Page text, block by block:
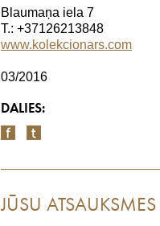
Blaumaņa iela 7
T.: +37126213848
www.kolekcionars.com
03/2016
DALIES:
JŪSU ATSAUKSMES